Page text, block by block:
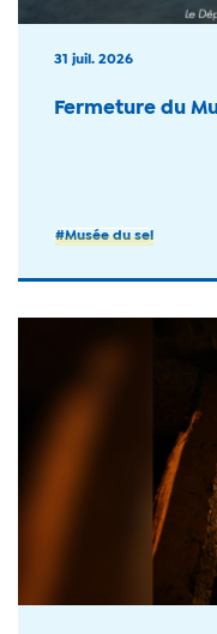
31 juil. 2026
Fermeture du
#Musée du sel